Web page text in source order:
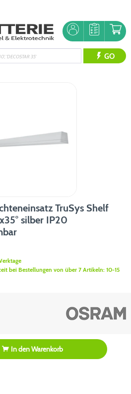
GO
TruSys Shelf
silber IP20
bei Bestellungen von über 7 Artikeln: 10-15
In denWarenkorb